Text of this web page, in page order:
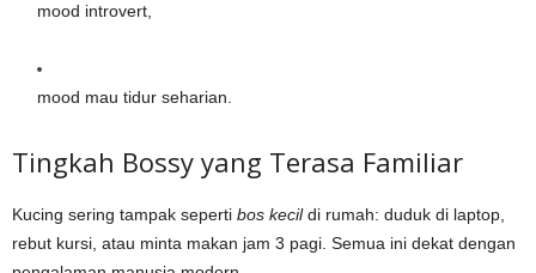
mood introvert,
mood mau tidur seharian.
Tingkah Bossy yang Terasa Familiar
Kucing sering tampak seperti bos kecildi rumah: duduk di laptop,
rebut kursi, atau minta makan jam 3 pagi. Semua ini dekat dengan